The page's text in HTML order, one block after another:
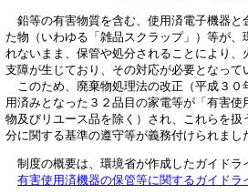
鉛等の有害物質を含む、使用済電子機器と
た物（いわゆる「雑品スクラップ」）等が、
れないまま、保管や処分されることにより
支障が生じており、その対応が必要となって
このため、廃棄物処理法の改正（平成３０
用済みとなった３２品目の家電等が「有害
物及びリユース品を除く）され、これらを
分に関する基準の遵守等が義務付けられまし
制度の概要は、環境省が作成したガイドラ
有害使用済機器の保管等に関するガイドラ